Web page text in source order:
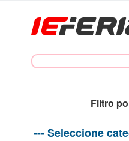
Filtro